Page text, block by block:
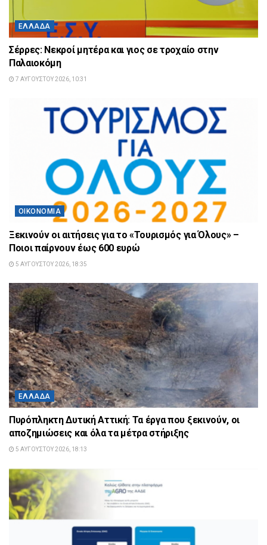
ΕΛΛΆΔΑ
Σέρρες: Νεκροί μητέρα και γιος σε τροχαίο στην
Παλαιοκόμη
7 ΑΥΓΟΎΣΤΟΥ 2026, 10:31
ΟΙΚΟΝΟΜΊΑ
Ξεκινούν οι αιτήσεις για το «Τουρισμός για Όλους» –
Ποιοι παίρνουν έως 600 ευρώ
5 ΑΥΓΟΎΣΤΟΥ 2026, 18:35
ΕΛΛΆΔΑ
Πυρόπληκτη Δυτική Αττική: Τα έργα που ξεκινούν, οι
αποζημιώσεις και όλα τα μέτρα στήριξης
5 ΑΥΓΟΎΣΤΟΥ 2026, 18:13